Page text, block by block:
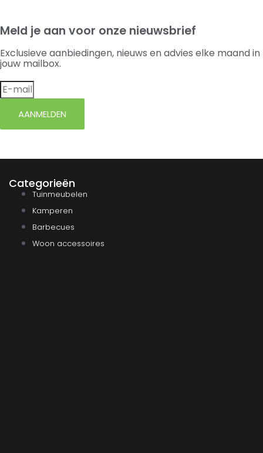
Meld je aan voor onze nieuwsbrief
Exclusieve aanbiedingen, nieuws en advies elke maand in
jouw mailbox.
AANMELDEN
Categorieën
Tuinmeubelen
Kamperen
Barbecues
Woon accessoires